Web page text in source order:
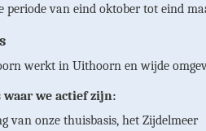
periode van eind oktober tot eind
werkt in Uithoorn en wijde
waar we actief zijn:
van onze thuisbasis, het Zijdelmeer